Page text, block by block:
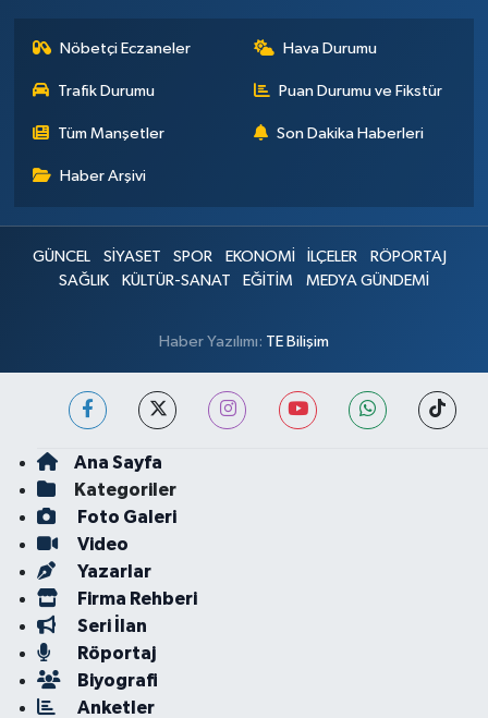
Nöbetçi Eczaneler Hava Durumu
Trafik Durumu Puan Durumu ve Fikstür
Tüm Manşetler Son Dakika Haberleri
Haber Arşivi
GÜNCEL SİYASET SPOR EKONOMİ İLÇELER
RÖPORTAJ
SAĞLIK
KÜLTÜR-SANAT EĞİTİM MEDYA GÜNDEMİ
Haber Yazılımı: TE Bilişim
Ana Sayfa
Kategoriler
Foto Galeri
Video
Yazarlar
Firma Rehberi
Seri İlan
Röportaj
Biyografi
Anketler